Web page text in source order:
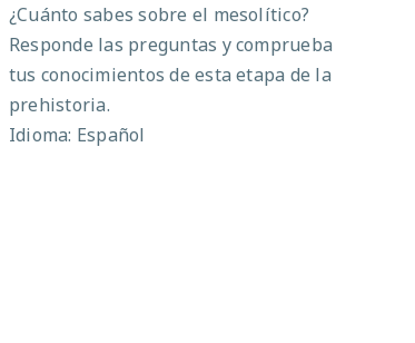
¿Cuánto sabes sobre el mesolítico?
Responde las preguntas y comprueba
tus conocimientos de esta etapa de la
prehistoria.
Idioma: Español